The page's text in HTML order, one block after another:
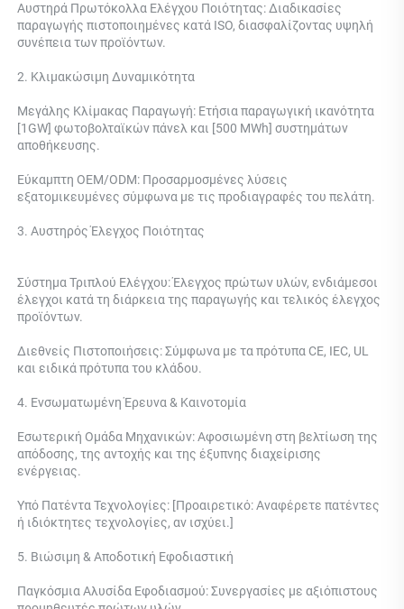
Αυστηρά Πρωτόκολλα Ελέγχου Ποιότητας: Διαδικασίες
παραγωγής πιστοποιημένες κατά ISO, διασφαλίζοντας υψηλή
συνέπεια των προϊόντων.
2. Κλιμακώσιμη Δυναμικότητα
Μεγάλης Κλίμακας Παραγωγή: Ετήσια παραγωγική ικανότητα
[1GW] φωτοβολταϊκών πάνελ και [500 MWh] συστημάτων
αποθήκευσης.
Εύκαμπτη OEM/ODM: Προσαρμοσμένες λύσεις
εξατομικευμένες σύμφωνα με τις προδιαγραφές του πελάτη.
3. Αυστηρός Έλεγχος Ποιότητας
Σύστημα Τριπλού Ελέγχου: Έλεγχος πρώτων υλών, ενδιάμεσοι
έλεγχοι κατά τη διάρκεια της παραγωγής και τελικός έλεγχος
προϊόντων.
Διεθνείς Πιστοποιήσεις: Σύμφωνα με τα πρότυπα CE, IEC, UL
και ειδικά πρότυπα του κλάδου.
4. Ενσωματωμένη Έρευνα & Καινοτομία
Εσωτερική Ομάδα Μηχανικών: Αφοσιωμένη στη βελτίωση της
απόδοσης, της αντοχής και της έξυπνης διαχείρισης
ενέργειας.
Υπό Πατέντα Τεχνολογίες: [Προαιρετικό: Αναφέρετε πατέντες
ή ιδιόκτητες τεχνολογίες, αν ισχύει.]
5. Βιώσιμη & Αποδοτική Εφοδιαστική
Παγκόσμια Αλυσίδα Εφοδιασμού: Συνεργασίες με αξιόπιστους